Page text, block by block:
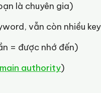
là chuyên gia)
vẫn còn nhiều
= được nhớ đến)
authority)